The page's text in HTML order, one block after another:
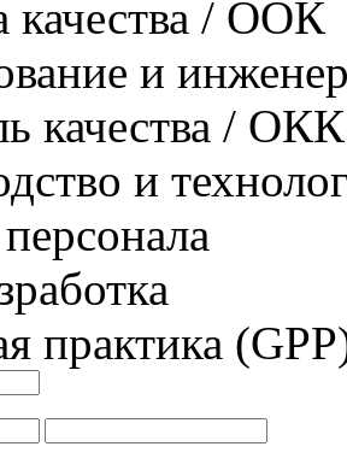
качества / ООК
и
качества / ОКК
и
практика